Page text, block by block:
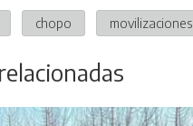
chopo movilizaciones